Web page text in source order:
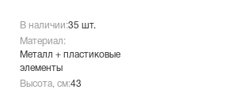
В наличии:35 шт.
Материал:
Металл + пластиковые
элементы
Высота, см:43